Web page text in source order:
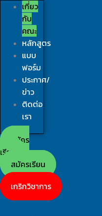
เกี่ยว
กับ
คณะ
หลักสูตร
แบบ
ฟอร์ม
ประกาศ/
ข่าว
ติดต่อ
เรา
สมัคร
เรียน
สมัครเรียน
เกริกวิชาการ